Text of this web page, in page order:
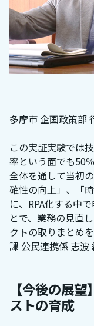
多摩市 企画政策部
この実証実験では
率という面でも50
全体を通して当初
確性の向上」、「
に、RPA化する中
とで、業務の見直
クトの取りまとめ
課 公民連携係 志波
【今後の展
ストの育成